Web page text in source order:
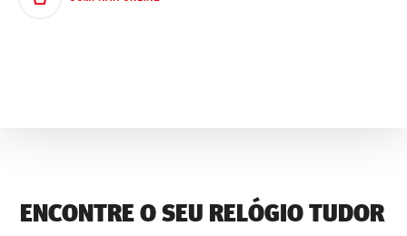
ENCONTRE O SEU RELÓGIO TUDOR